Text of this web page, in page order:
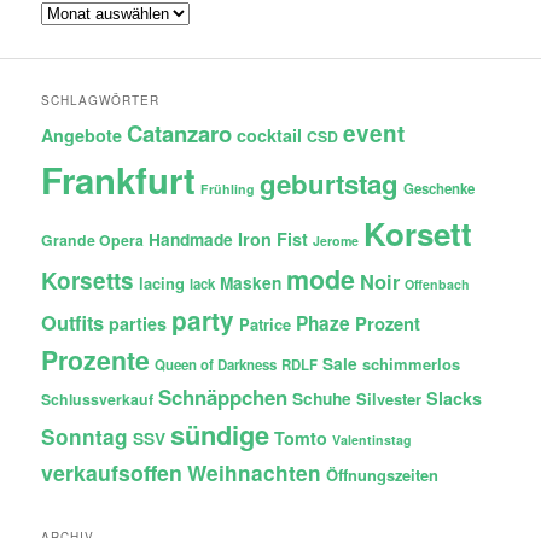
Archiv
SCHLAGWÖRTER
Angebote Catanzaro cocktail CSD event
Frankfurt Frühling geburtstag Geschenke
Grande Opera Handmade Iron Fist Jerome Korsett
Korsetts lacing lack Masken mode Noir Offenbach
Outfits parties party Patrice Phaze Prozent
Prozente Queen of Darkness RDLF Sale schimmerlos
Schlussverkauf Schnäppchen Schuhe Silvester Slacks
Sonntag SSV sündige Tomto Valentinstag
verkaufsoffen Weihnachten Öffnungszeiten